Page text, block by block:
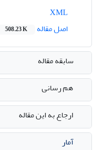
اصل مقاله
508.23 K
سابقه مقاله
هم رسانی
ارجاع به این مقاله
آمار